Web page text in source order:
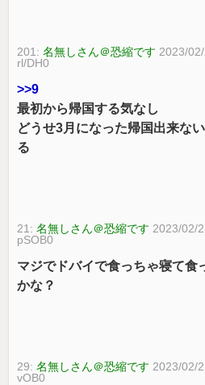
201:名無しさん＠恐縮です 2023/
rl/DH0
>>9
最初から帰国する気なし
どうせ3月になった帰国出来な
る
21:名無しさん＠恐縮です 2023/02/
pSOB0
マジでドバイで食っちゃ寝て食
かな？
29:名無しさん＠恐縮です 2023/02/
vOB0